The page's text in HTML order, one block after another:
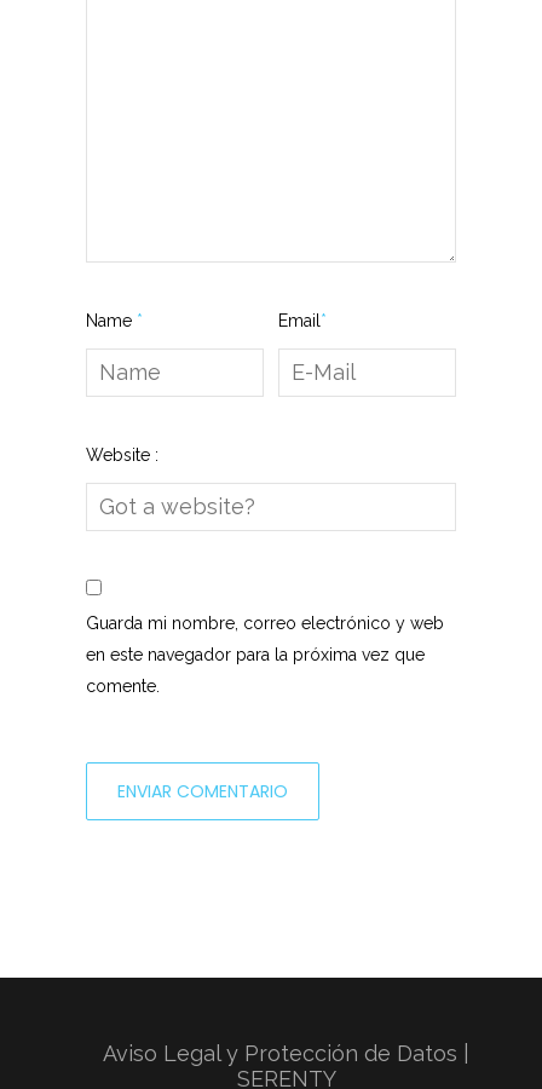
Name * Email *
Website :
Guarda mi nombre, correo electrónico y web
en este navegador para la próxima vez que
comente.
Aviso Legal y Protección de Datos |
SERENTY